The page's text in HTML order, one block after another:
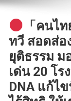
「คนไ
ทวี​ สอดส่อ
ยุติธรรม ม
เด่น 20 โ
DNA แก้ไ